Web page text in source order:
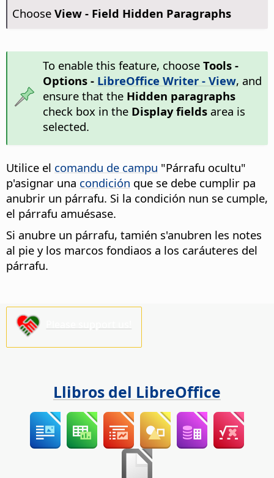
Choose View - Field Hidden Paragraphs
To enable this feature, choose Tools -
Options- LibreOffice Writer - View, and
ensure that the Hidden paragraphs
check box in the Display fieldsarea is
selected.
Utilice el comandu de campu "Párrafu ocultu"
p'asignar una condición que se debe cumplir pa
anubrir un párrafu. Si la condición nun se cumple,
el párrafu amuésase.
Si anubre un párrafu, tamién s'anubren les notes
al pie y los marcos fondiaos a los caráuteres del
párrafu.
Llibros del LibreOffice